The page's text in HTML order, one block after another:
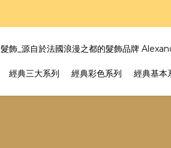
飾_源自於法國浪漫之都的髮飾品牌
經典三大系列 經典彩色系列 經典基本